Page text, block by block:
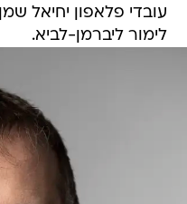
עובדי פלאפון יחיאל
לימור ליברמן-לביא.